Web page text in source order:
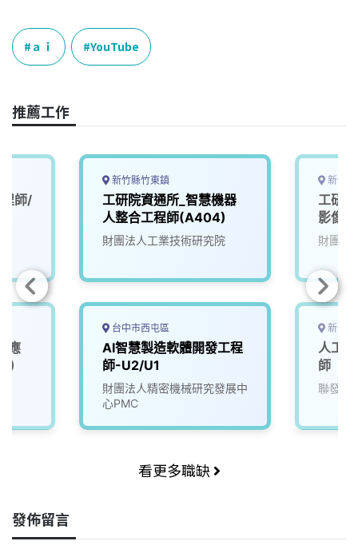
c
e
b
o
k
e
r
e
a
k
n
k
ａｉ YouTube
推薦工作
師/
應
新竹縣竹東鎮
工研院資通所_智慧機器
人整合工程師(A404)
財團法人工業技術研究院
台中市西屯區
AI智慧製造軟體開發工程
師-U2/U1
財團法人精密機械研究發展中
心PMC
新竹
工研
影像
財團法
新竹
人工
師
聯發科
看更多職缺
發佈留言